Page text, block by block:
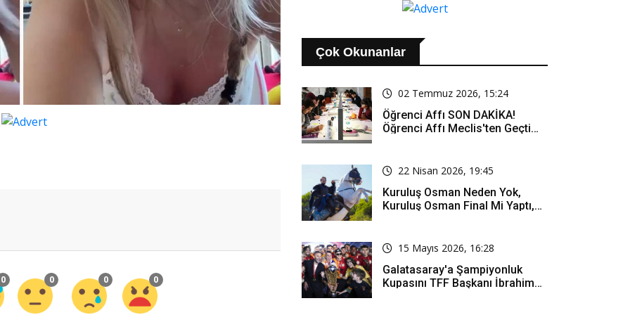
0 0 0 0
Çok Okunanlar
02 Temmuz 2026, 15:24
Öğrenci Affı SON DAKİKA!
Öğrenci Affı Meclis'ten Geçti
22 Nisan 2026, 19:45
Kuruluş Osman Neden Yok,
Kuruluş Osman Final Mi Yaptı,
Zaman Yayınlanacak?
15 Mayıs 2026, 16:28
Galatasaray'a Şampiyonluk
Kupasını TFF Başkanı İbrahim